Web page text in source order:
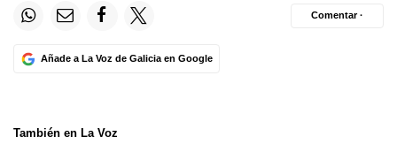
Añade a La Voz de Galicia en Google
Comentar ·
También en La Voz